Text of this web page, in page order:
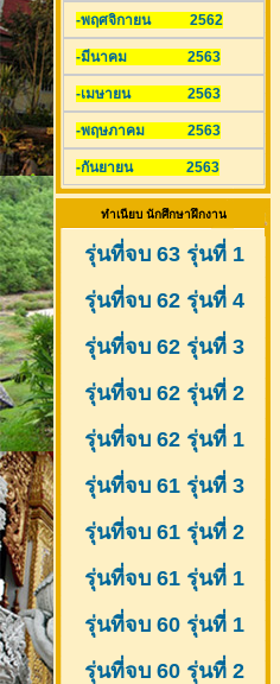
-พฤศจิกายน 2562
-มีนาคม 2563
-เมษายน 2563
-พฤษภาคม 2563
-กันยายน 2563
ทำเนียบ นักศึกษาฝึกงาน
รุ่นที่จบ 63 รุ่นที่ 1
รุ่นที่จบ 62 รุ่นที่ 4
รุ่นที่จบ 62 รุ่นที่ 3
รุ่นที่จบ 62 รุ่นที่ 2
รุ่นที่จบ 62 รุ่นที่ 1
รุ่นที่จบ 61 รุ่นที่ 3
รุ่นที่จบ 61 รุ่นที่ 2
รุ่นที่จบ 61รุ่นที่ 1
รุ่นที่จบ 60 รุ่นที่ 1
รุ่นที่จบ 60 รุ่นที่ 2